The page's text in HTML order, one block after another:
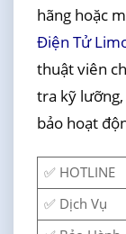
hãng hoặc
Điện Tử
thuật viên
tra kỹ
bảo hoạt
✅ HOTLINE
✅ Dịch Vụ